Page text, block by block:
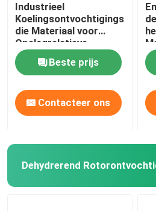
Industrieel
Koelingsontvochtigingstoestel
die Materiaal voor
Opslagrelatieve
vochtigheid 50%
ontwaterenBeste prijs
Contacteer ons